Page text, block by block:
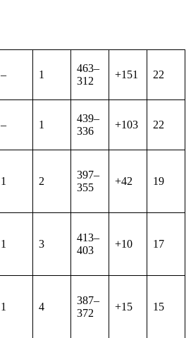
– 1
463–
312
+151 22
– 1
439–
336
+103 22
1 2
397–
355
+42 19
1 3
413–
403
+10 17
1 4
387–
372
+15 15